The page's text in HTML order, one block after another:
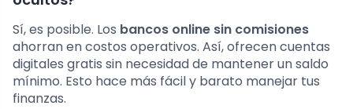
Sí, es posible. Los bancos online sin comisiones
ahorran en costos operativos. Así, ofrecen cuentas
digitales gratis sin necesidad de mantener un saldo
mínimo. Esto hace más fácil y barato manejar tus
finanzas.